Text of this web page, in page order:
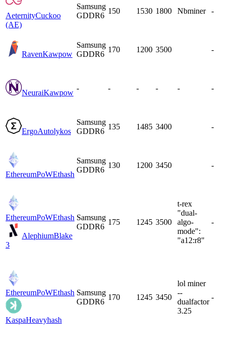
AeternityCuckoo
(AE)
Samsung
GDDR6
150 1530 1800 Nbminer -
RavenKawpow
Samsung
GDDR6
170 1200 3500 -
NeuraiKawpow
- - - - - -
ErgoAutolykos
Samsung
GDDR6
135 1485 3400 -
EthereumPoWEthash
Samsung
GDDR6
130 1200 3450 -
EthereumPoWEthash
AlephiumBlake
3
Samsung
GDDR6
175 1245 3500
t-rex
"dual-
algo-
mode":
"a12:r8"
-
EthereumPoWEthash
KaspaHeavyhash
Samsung
GDDR6
170 1245 3450
lol miner
--
dualfactor
3.25
-